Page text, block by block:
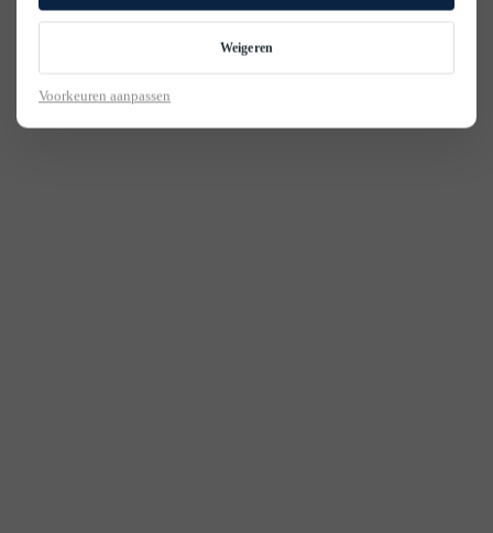
Weigeren
Voorkeuren aanpassen